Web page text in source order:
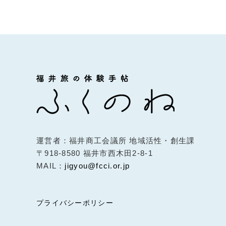
運営者：福井商工会議所 地域活性・創生課
〒918-8580 福井市西木田2-8-1
MAIL： jigyou@fcci.or.jp
プライバシーポリシー